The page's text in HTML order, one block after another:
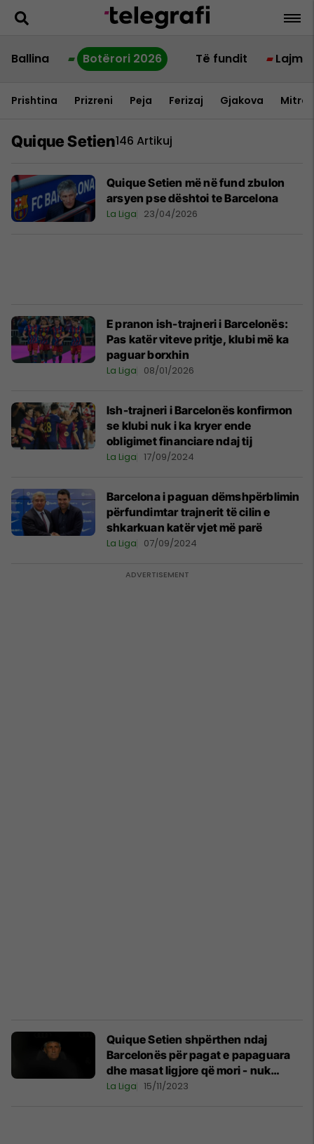
Ballina Botërori 2026 Të fundit Lajme
Prishtina Prizreni Peja Ferizaj Gjakova
Quique Setien146 Artikuj
Quique Setien më në fund zbulon
arsyen pse dështoi te Barcelona
La Liga 23/04/2026
E pranon ish-trajneri i Barcelonës:
Pas katër viteve pritje, klubi më ka
paguar borxhin
La Liga 08/01/2026
Ish-trajneri i Barcelonës konfirmon
se klubi nuk i ka kryer ende
obligimet financiare ndaj tij
La Liga 17/09/2024
Barcelona i paguan dëmshpërblimin
përfundimtar trajnerit të cilin e
shkarkuan katër vjet më parë
La Liga 07/09/2024
Quique Setien shpërthen ndaj
Barcelonës për pagat e papaguara
dhe masat ligjore që mori - nuk
kursen as Villarrealin
La Liga 15/11/2023